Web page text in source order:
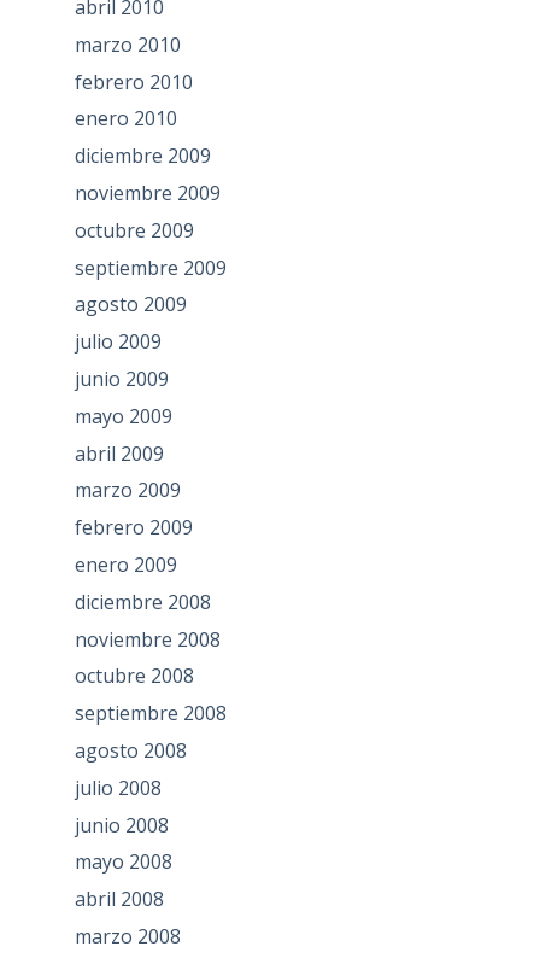
abril 2010
marzo 2010
febrero 2010
enero 2010
diciembre 2009
noviembre 2009
octubre 2009
septiembre 2009
agosto 2009
julio 2009
junio 2009
mayo 2009
abril 2009
marzo 2009
febrero 2009
enero 2009
diciembre 2008
noviembre 2008
octubre 2008
septiembre 2008
agosto 2008
julio 2008
junio 2008
mayo 2008
abril 2008
marzo 2008